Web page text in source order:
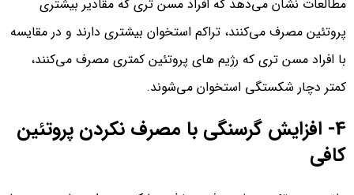
مطالعات نشان می‌دهد که افراد مسن‌ تری که مقادیر بیشتری
پروتئین مصرف می‌کنند، تراکم استخوان بیشتری دارند و در مقایسه
با افراد مسن‌ تری که رژیم‌ های پروتئین کمتری مصرف می‌کنند،
کمتر دچار شکستگی استخوان می‌شوند.
4- افزایش گرسنگی با مصرف نکردن پروتئین
کافی